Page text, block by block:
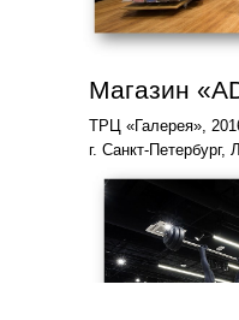
ТРЦ «Галерея»,
г. Санкт-Петербург,
Магазин